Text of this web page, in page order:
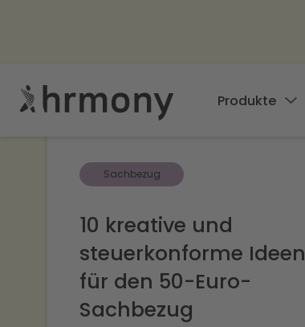
Produkte
Sachbezug
10 kreative und
steuerkonforme Ideen
für den 50-Euro-
Sachbezug